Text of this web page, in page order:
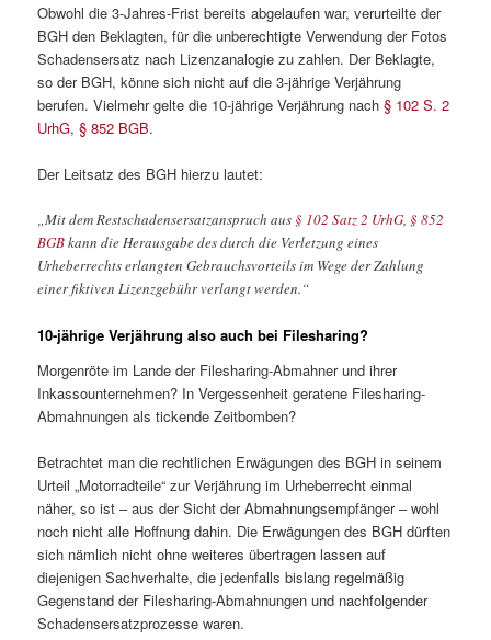
Obwohl die 3-Jahres-Frist bereits abgelaufen war, verurteilte der
BGH den Beklagten, für die unberechtigte Verwendung der Fotos
Schadensersatz nach Lizenzanalogie zu zahlen. Der Beklagte,
so der BGH, könne sich nicht auf die 3-jährige Verjährung
berufen. Vielmehr gelte die 10-jährige Verjährung nach§ 102 S. 2
UrhG,§ 852 BGB.
Der Leitsatz des BGH hierzu lautet:
„Mit dem Restschadensersatzanspruch aus § 102 Satz 2 UrhG, § 852
BGBkann die Herausgabe des durch die Verletzung eines
Urheberrechts erlangten Gebrauchsvorteils im Wege der Zahlung
einer fiktiven Lizenzgebühr verlangt werden.“
10-jährige Verjährung also auch bei Filesharing?
Morgenröte im Lande der Filesharing-Abmahner und ihrer
Inkassounternehmen? In Vergessenheit geratene Filesharing-
Abmahnungen als tickende Zeitbomben?
Betrachtet man die rechtlichen Erwägungen des BGH in seinem
Urteil „Motorradteile“ zur Verjährung im Urheberrecht einmal
näher, so ist – aus der Sicht der Abmahnungsempfänger – wohl
noch nicht alle Hoffnung dahin. Die Erwägungen des BGH dürften
sich nämlich nicht ohne weiteres übertragen lassen auf
diejenigen Sachverhalte, die jedenfalls bislang regelmäßig
Gegenstand der Filesharing-Abmahnungen und nachfolgender
Schadensersatzprozesse waren.